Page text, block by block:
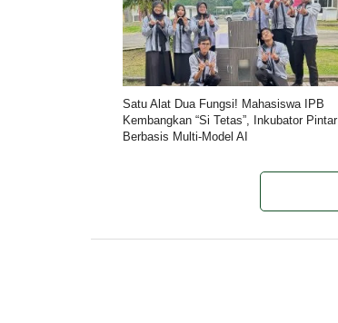
Satu Alat Dua Fungsi! Mahasiswa IPB
Kembangkan “Si Tetas”, Inkubator Pintar
Berbasis Multi-Model AI